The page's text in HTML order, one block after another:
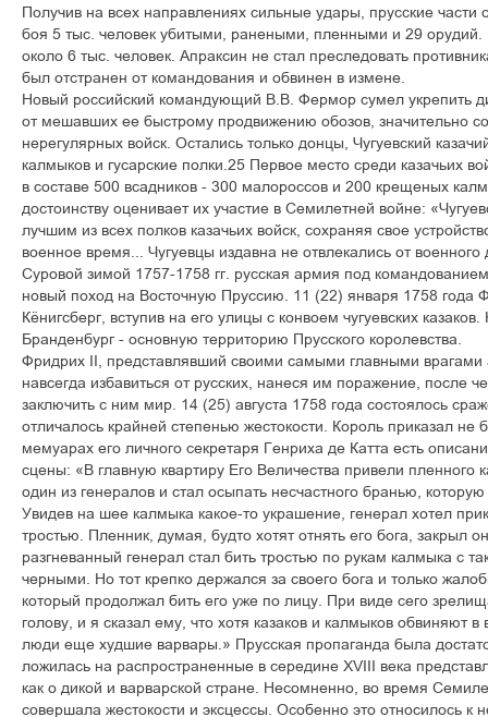
Получив на всех направлениях сильные удары, прусские части
боя 5 тыс. человек убитыми, ранеными, пленными и 29 орудий.
около 6 тыс. человек. Апраксин не стал преследовать
был отстранен от командования и обвинен в измене.
Новый российский командующий В.В. Фермор сумел укрепить
от мешавших ее быстрому продвижению обозов, значительно
нерегулярных войск. Остались только донцы, Чугуевский
калмыков и гусарские полки.25 Первое место среди казачьих
в составе 500 всадников - 300 малороссов и 200 крещеных
достоинству оценивает их участие в Семилетней войне:
лучшим из всех полков казачьих войск, сохраняя свое
военное время... Чугуевцы издавна не отвлекались от
Суровой зимой 1757-1758 гг. русская армия под
новый поход на Восточную Пруссию. 11 (22) января 1758 года
Кёнигсберг, вступив на его улицы с конвоем чугуевских
Бранденбург - основную территорию Прусского королевства.
Фридрих II, представлявший своими самыми главными врагами
навсегда избавиться от русских, нанеся им поражение, после
заключить с ним мир. 14 (25) августа 1758 года состоялось
отличалось крайней степенью жестокости. Король приказал не
мемуарах его личного секретаря Генриха де Катта есть
сцены: «В главную квартиру Его Величества привели
один из генералов и стал осыпать несчастного бранью,
Увидев на шее калмыка какое-то украшение, генерал хотел
тростью. Пленник, думая, будто хотят отнять его бога, закрыл
разгневанный генерал стал бить тростью по рукам калмыка с
черными. Но тот крепко держался за своего бога и только
который продолжал бить его уже по лицу. При виде сего
голову, и я сказал ему, что хотя казаков и калмыков обвиняют
люди еще худшие варвары.» Прусская пропаганда была
ложилась на распространенные в середине XVIII века
как о дикой и варварской стране. Несомненно, во время
совершала жестокости и эксцессы. Особенно это относилось к